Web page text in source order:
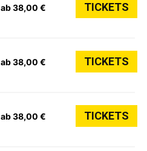
ab 38,00 € TICKETS
ab 38,00 € TICKETS
ab 38,00 € TICKETS